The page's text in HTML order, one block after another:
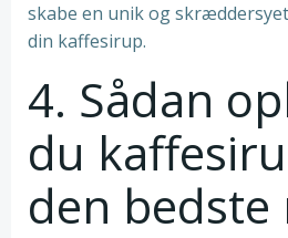
skabe en unik og
din kaffesirup.
4. Sådan
du
den bedste